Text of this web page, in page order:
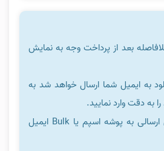
بعد از پرداخت وجه به نمایش
به ایمیل شما ارسال خواهد شد به
به دقت وارد نمایید.
ممکن است ایمیل ارسالی به پوشه اسپم یا Bulk ایمیل